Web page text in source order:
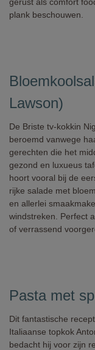
plank beschouwen.
Lawson)
De Briste tv-kokkin
beroemd vanwege
gerechten die het
gezond en luxueus
hoort vooral bij de
rijke salade met
en allerlei
windstreken. Perfect
of verrassend
Pasta met
Dit fantastische
Italiaanse topkok
bedacht hij voor zijn